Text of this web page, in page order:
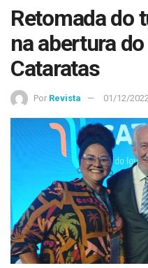
Retomada do
na abertura
Cataratas
Por Revista 01/12/2022